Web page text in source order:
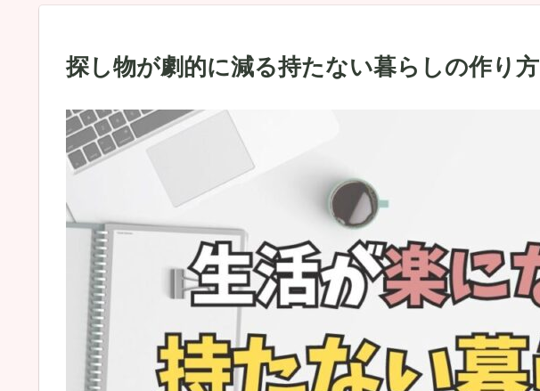
探し物が劇的に減る持たない暮らしの作り方